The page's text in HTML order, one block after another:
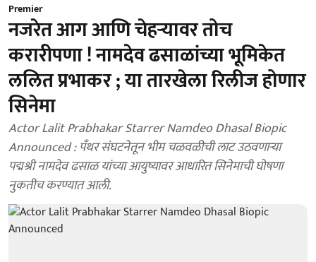
Premier
नजरेत आग आणि चेहऱ्यावर तोच
करारीपणा ! नामदेव ढसाळांच्या भूमिकेत
ललित प्रभाकर ; या तारखेला रिलीज होणार
सिनेमा
Actor Lalit Prabhakar Starrer Namdeo Dhasal Biopic
Announced : पँथर संघटनेतून भीम चळवळीची लाट उठवणाऱ्या
पद्मश्री नामदेव ढसाळ यांच्या आयुष्यावर आधारित सिनेमाची घोषणा
नुकतीच करण्यात आली.